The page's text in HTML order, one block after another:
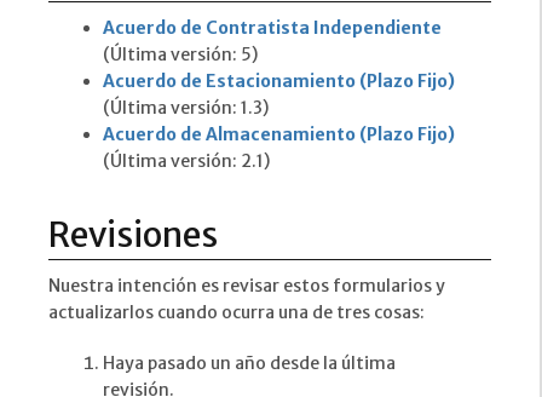
Acuerdo de Contratista Independiente
(Última versión: 5)
Acuerdo de Estacionamiento (Plazo Fijo)
(Última versión: 1.3)
Acuerdo de Almacenamiento (Plazo Fijo)
(Última versión: 2.1)
Revisiones
Nuestra intención es revisar estos formularios y
actualizarlos cuando ocurra una de tres cosas:
Haya pasado un año desde la última
revisión.